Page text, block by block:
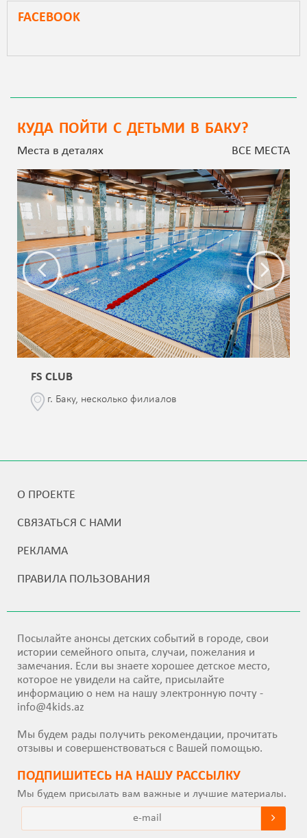
FACEBOOK
КУДА ПОЙТИ С ДЕТЬМИ В БАКУ?
Места в деталях ВСЕ МЕСТА
FS CLUB
г. Баку, несколько филиалов
О ПРОЕКТЕ
СВЯЗАТЬСЯ С НАМИ
РЕКЛАМА
ПРАВИЛА ПОЛЬЗОВАНИЯ
Посылайте анонсы детских событий в городе, свои
истории семейного опыта, случаи, пожелания и
замечания. Если вы знаете хорошее детское место,
которое не увидели на сайте, присылайте
информацию о нем на нашу электронную почту -
info@4kids.az
Мы будем рады получить рекомендации, прочитать
отзывы и совершенствоваться с Вашей помощью.
ПОДПИШИТEСЬ НА НАШУ РАССЫЛКУ
Мы будем присылать вам важные и лучшие материалы.